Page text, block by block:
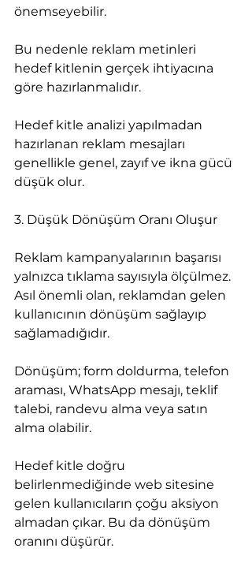
önemseyebilir.
Bu nedenle reklam metinleri
hedef kitlenin gerçek ihtiyacına
göre hazırlanmalıdır.
Hedef kitle analizi yapılmadan
hazırlanan reklam mesajları
genellikle genel, zayıf ve ikna gücü
düşük olur.
3. Düşük Dönüşüm Oranı Oluşur
Reklam kampanyalarının başarısı
yalnızca tıklama sayısıyla ölçülmez.
Asıl önemli olan, reklamdan gelen
kullanıcının dönüşüm sağlayıp
sağlamadığıdır.
Dönüşüm; form doldurma, telefon
araması, WhatsApp mesajı, teklif
talebi, randevu alma veya satın
alma olabilir.
Hedef kitle doğru
belirlenmediğinde web sitesine
gelen kullanıcıların çoğu aksiyon
almadan çıkar. Bu da dönüşüm
oranını düşürür.